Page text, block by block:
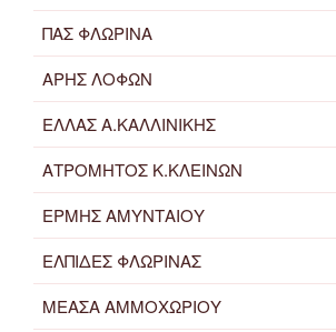
ΠΑΣ ΦΛΩΡΙΝΑ
ΑΡΗΣ ΛΟΦΩΝ
ΕΛΛΑΣ Α.ΚΑΛΛΙΝΙΚΗΣ
ΑΤΡΟΜΗΤΟΣ Κ.ΚΛΕΙΝΩΝ
ΕΡΜΗΣ ΑΜΥΝΤΑΙΟΥ
ΕΛΠΙΔΕΣ ΦΛΩΡΙΝΑΣ
ΜΕΑΣΑ ΑΜΜΟΧΩΡΙΟΥ